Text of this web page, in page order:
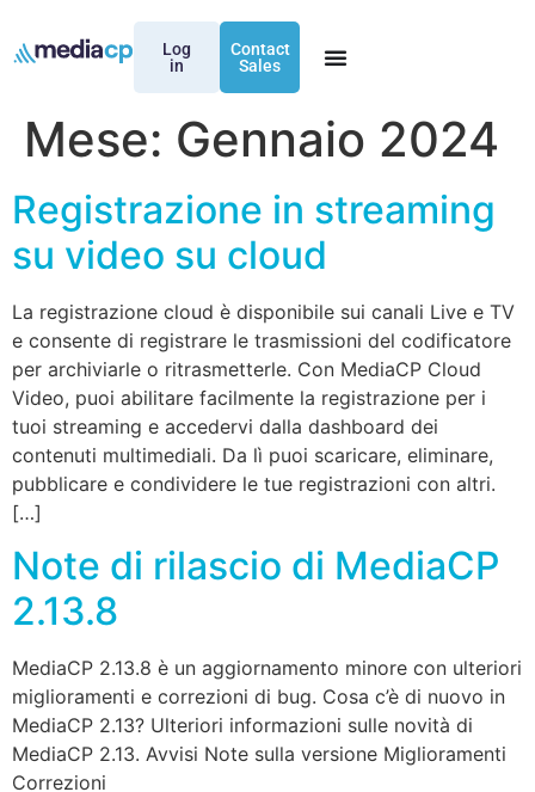
Log
in
Contact
Sales
Mese: Gennaio 2024
Registrazione in streaming
su video su cloud
La registrazione cloud è disponibile sui canali Live e TV
e consente di registrare le trasmissioni del codificatore
per archiviarle o ritrasmetterle. Con MediaCP Cloud
Video, puoi abilitare facilmente la registrazione per i
tuoi streaming e accedervi dalla dashboard dei
contenuti multimediali. Da lì puoi scaricare, eliminare,
pubblicare e condividere le tue registrazioni con altri.
[…]
Note di rilascio di MediaCP
2.13.8
MediaCP 2.13.8 è un aggiornamento minore con ulteriori
miglioramenti e correzioni di bug. Cosa c’è di nuovo in
MediaCP 2.13? Ulteriori informazioni sulle novità di
MediaCP 2.13. Avvisi Note sulla versione Miglioramenti
Correzioni